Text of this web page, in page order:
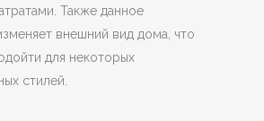
Также данное
внешний вид дома, что
для некоторых
стилей.